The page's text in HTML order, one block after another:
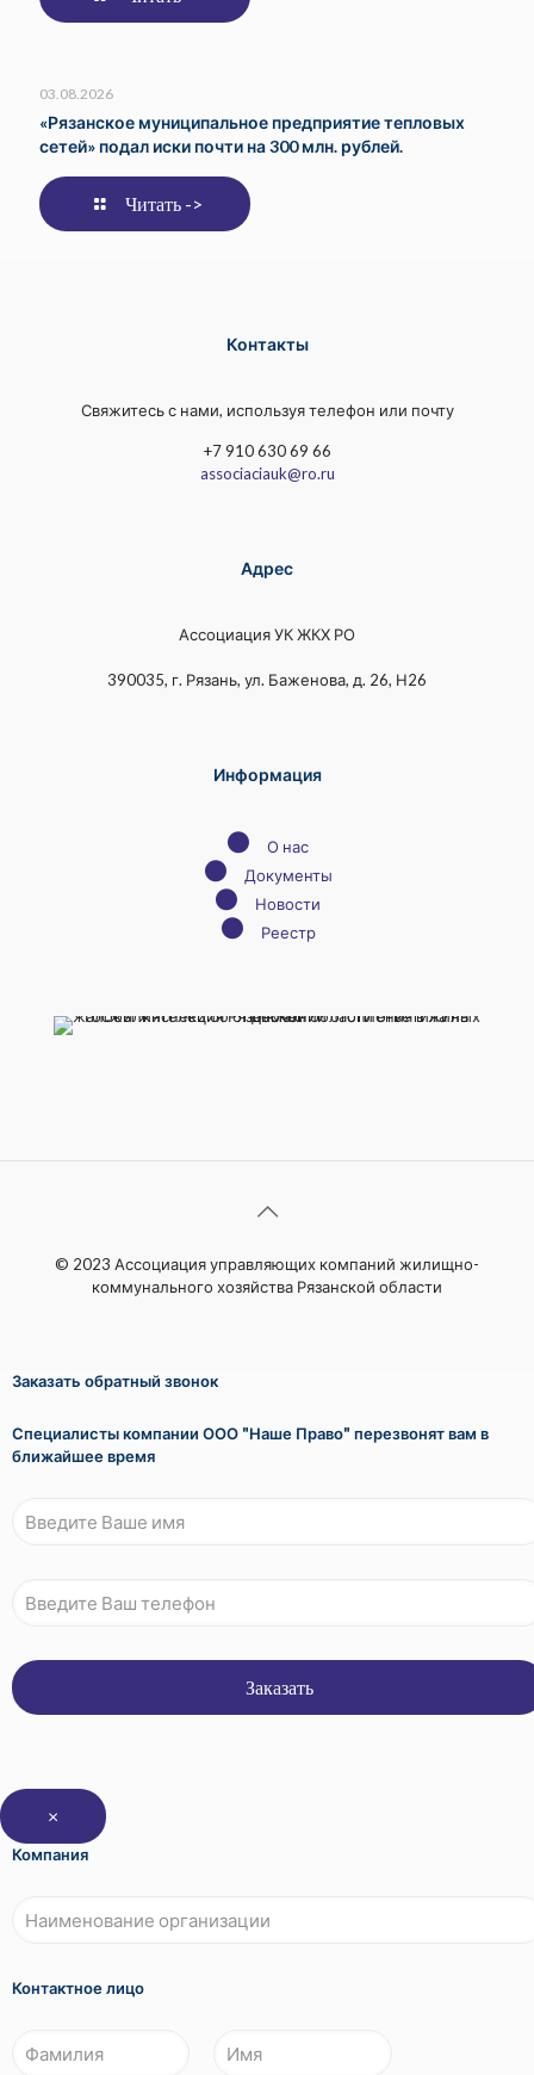
03.08.2026
«Рязанское муниципальное предприятие тепловых
сетей» подал иски почти на 300 млн. рублей.
Читать ->
Контакты
Свяжитесь с нами, используя телефон или почту
+7 910 630 69 66
associaciauk@ro.ru
Адрес
Ассоциация УК ЖКХ РО
390035, г. Рязань, ул. Баженова, д. 26, Н26
Информация
● О нас
● Документы
● Новости
● Реестр
© 2023 Ассоциация управляющих компаний жилищно-
коммунального хозяйства Рязанской области
Заказать обратный звонок
Специалисты компании ООО "Наше Право" перезвонят вам в
ближайшее время
×
Компания
Контактное лицо